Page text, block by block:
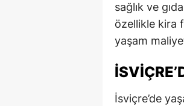
sağlık ve
özellikle kira
yaşam
İsviçre’de